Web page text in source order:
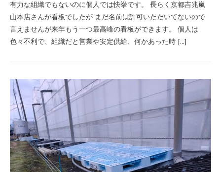
有力な組織でもないのに個人では快挙です。 長らく京都吉兆嵐
山本店さんが看板でしたが まだ名前は許可いただいてないので
言えませんが来年もう一つ最高峰の看板ができます。 個人は
色々不利で、組織だと営業や安定供給、何かあった時 […]